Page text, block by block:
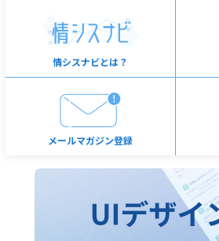
情シスナビとは？
メールマガジン登録